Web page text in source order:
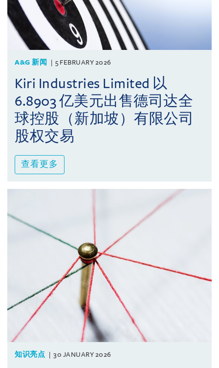
A&G 新闻 5 FEBRUARY 2026
Kiri Industries Limited 以
6.8903 亿美元出售德司达全
球控股（新加坡）有限公司
股权交易
查看更多
知识亮点 30 JANUARY 2026